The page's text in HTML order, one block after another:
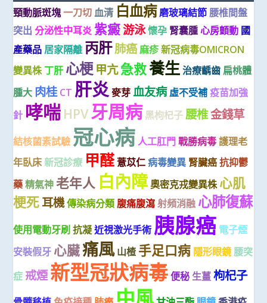
頸動脈斑塊一刀切 血清 白血病磨玻璃結節 腰椎間盤
突出 分泌性中耳炎 紫癜游泳懷孕 腎囊腫 心房顫動 國
產藥品 居家隔離 丙肝肺癌麻疹 新冠病毒OMICRON
變異株 丁肝 心梗 甲亢急救養生 治療齲齒 扁桃體
腫大 肉桂 CT 肝炎麥芽 血友病 虛不受補 疫苗加強
針 哮喘 HPV牙周病 黑枸杞子 腰椎金錢草
結核菌素試驗 冠心病 人工肛門 戰勝病毒 護理老
年臥床 新冠診療 甲醛薏苡仁 病毒變異 腎臟癌 抗抑鬱
藥 精氣神 老年人 白內障 奧密克戎變異株 心肌
梗死耳機傳染病分類 腹痛腹瀉 射頻消融 心肺復蘇
使用電動牙刷 抗凝 近視激光手術 胰腺癌 電子煙
安裝假牙 心臟痛風 山楂 手足口病 隱形眼鏡 腰突
症 戒煙新型冠狀病毒 便秘 生薑 枸杞子
中風